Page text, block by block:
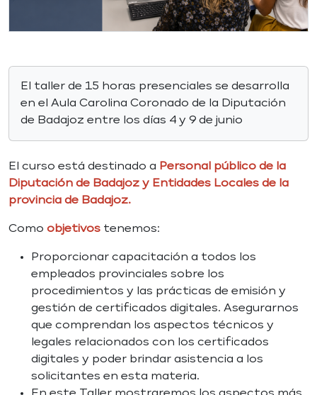
El taller de 15 horas presenciales se desarrolla
en el Aula Carolina Coronado de la Diputación
de Badajoz entre los días 4 y 9 de junio
El curso está destinado a Personal público de la
Diputación de Badajoz y Entidades Locales de la
provincia de Badajoz.
Como objetivos tenemos:
Proporcionar capacitación a todos los
empleados provinciales sobre los
procedimientos y las prácticas de emisión y
gestión de certificados digitales. Asegurarnos
que comprendan los aspectos técnicos y
legales relacionados con los certificados
digitales y poder brindar asistencia a los
solicitantes en esta materia.